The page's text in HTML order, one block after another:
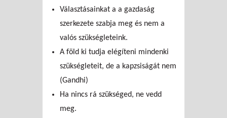
Választásainkat a a gazdaság
szerkezete szabja meg és nem a
valós szükségleteink.
A föld ki tudja elégíteni mindenki
szükségleteit, de a kapzsiságát nem
(Gandhi)
Ha nincs rá szükséged, ne vedd
meg.